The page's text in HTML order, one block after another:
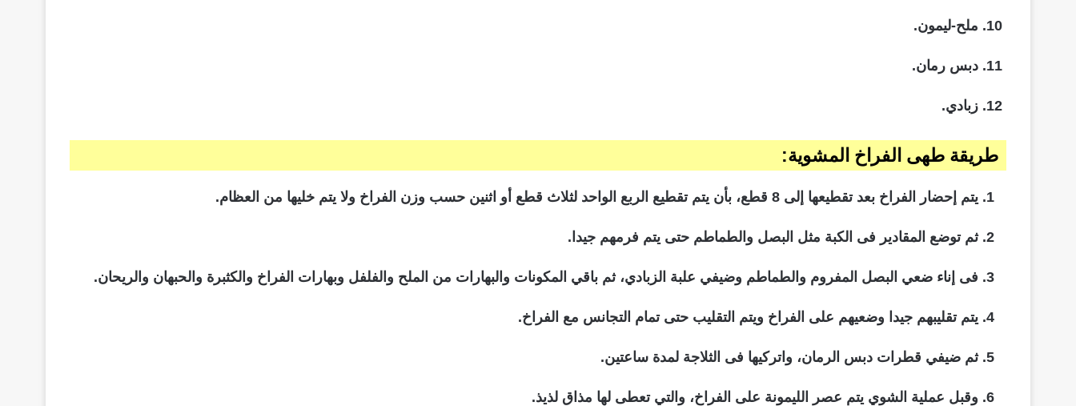
ملح-ليمون.
دبس رمان.
زبادي.
طريقة طهى الفراخ المشوية:
يتم إحضار الفراخ بعد تقطيعها إلى 8 قطع، بأن يتم تقطيع الربع الواحد لثلاث قطع أو اثنين حسب وزن الفراخ ولا يتم خليها من العظام.
ثم توضع المقادير فى الكبة مثل البصل والطماطم حتى يتم فرمهم جيدا.
فى إناء ضعي البصل المفروم والطماطم وضيفي علبة الزبادي، ثم باقي المكونات والبهارات من الملح والفلفل وبهارات الفراخ والكثبرة والحبهان والريحان.
يتم تقليبهم جيدا وضعيهم على الفراخ ويتم التقليب حتى تمام التجانس مع الفراخ.
ثم ضيفي قطرات دبس الرمان، واتركيها فى الثلاجة لمدة ساعتين.
وقبل عملية الشوي يتم عصر الليمونة على الفراخ، والتي تعطى لها مذاق لذيذ.